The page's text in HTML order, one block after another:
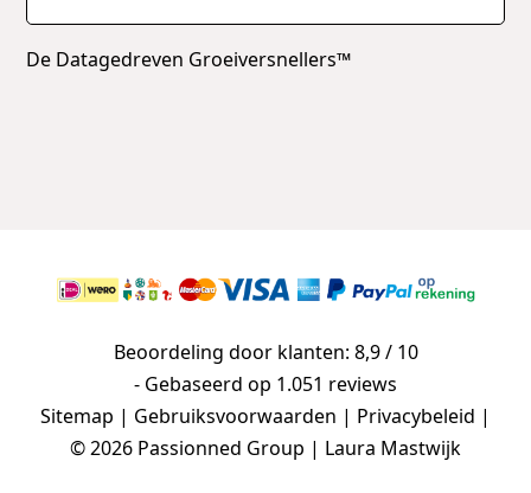
De Datagedreven Groeiversnellers™
Beoordeling door klanten: 8,9 / 10
- Gebaseerd op 1.051 reviews
Sitemap | Gebruiksvoorwaarden | Privacybeleid |
© 2026 Passionned Group | Laura Mastwijk